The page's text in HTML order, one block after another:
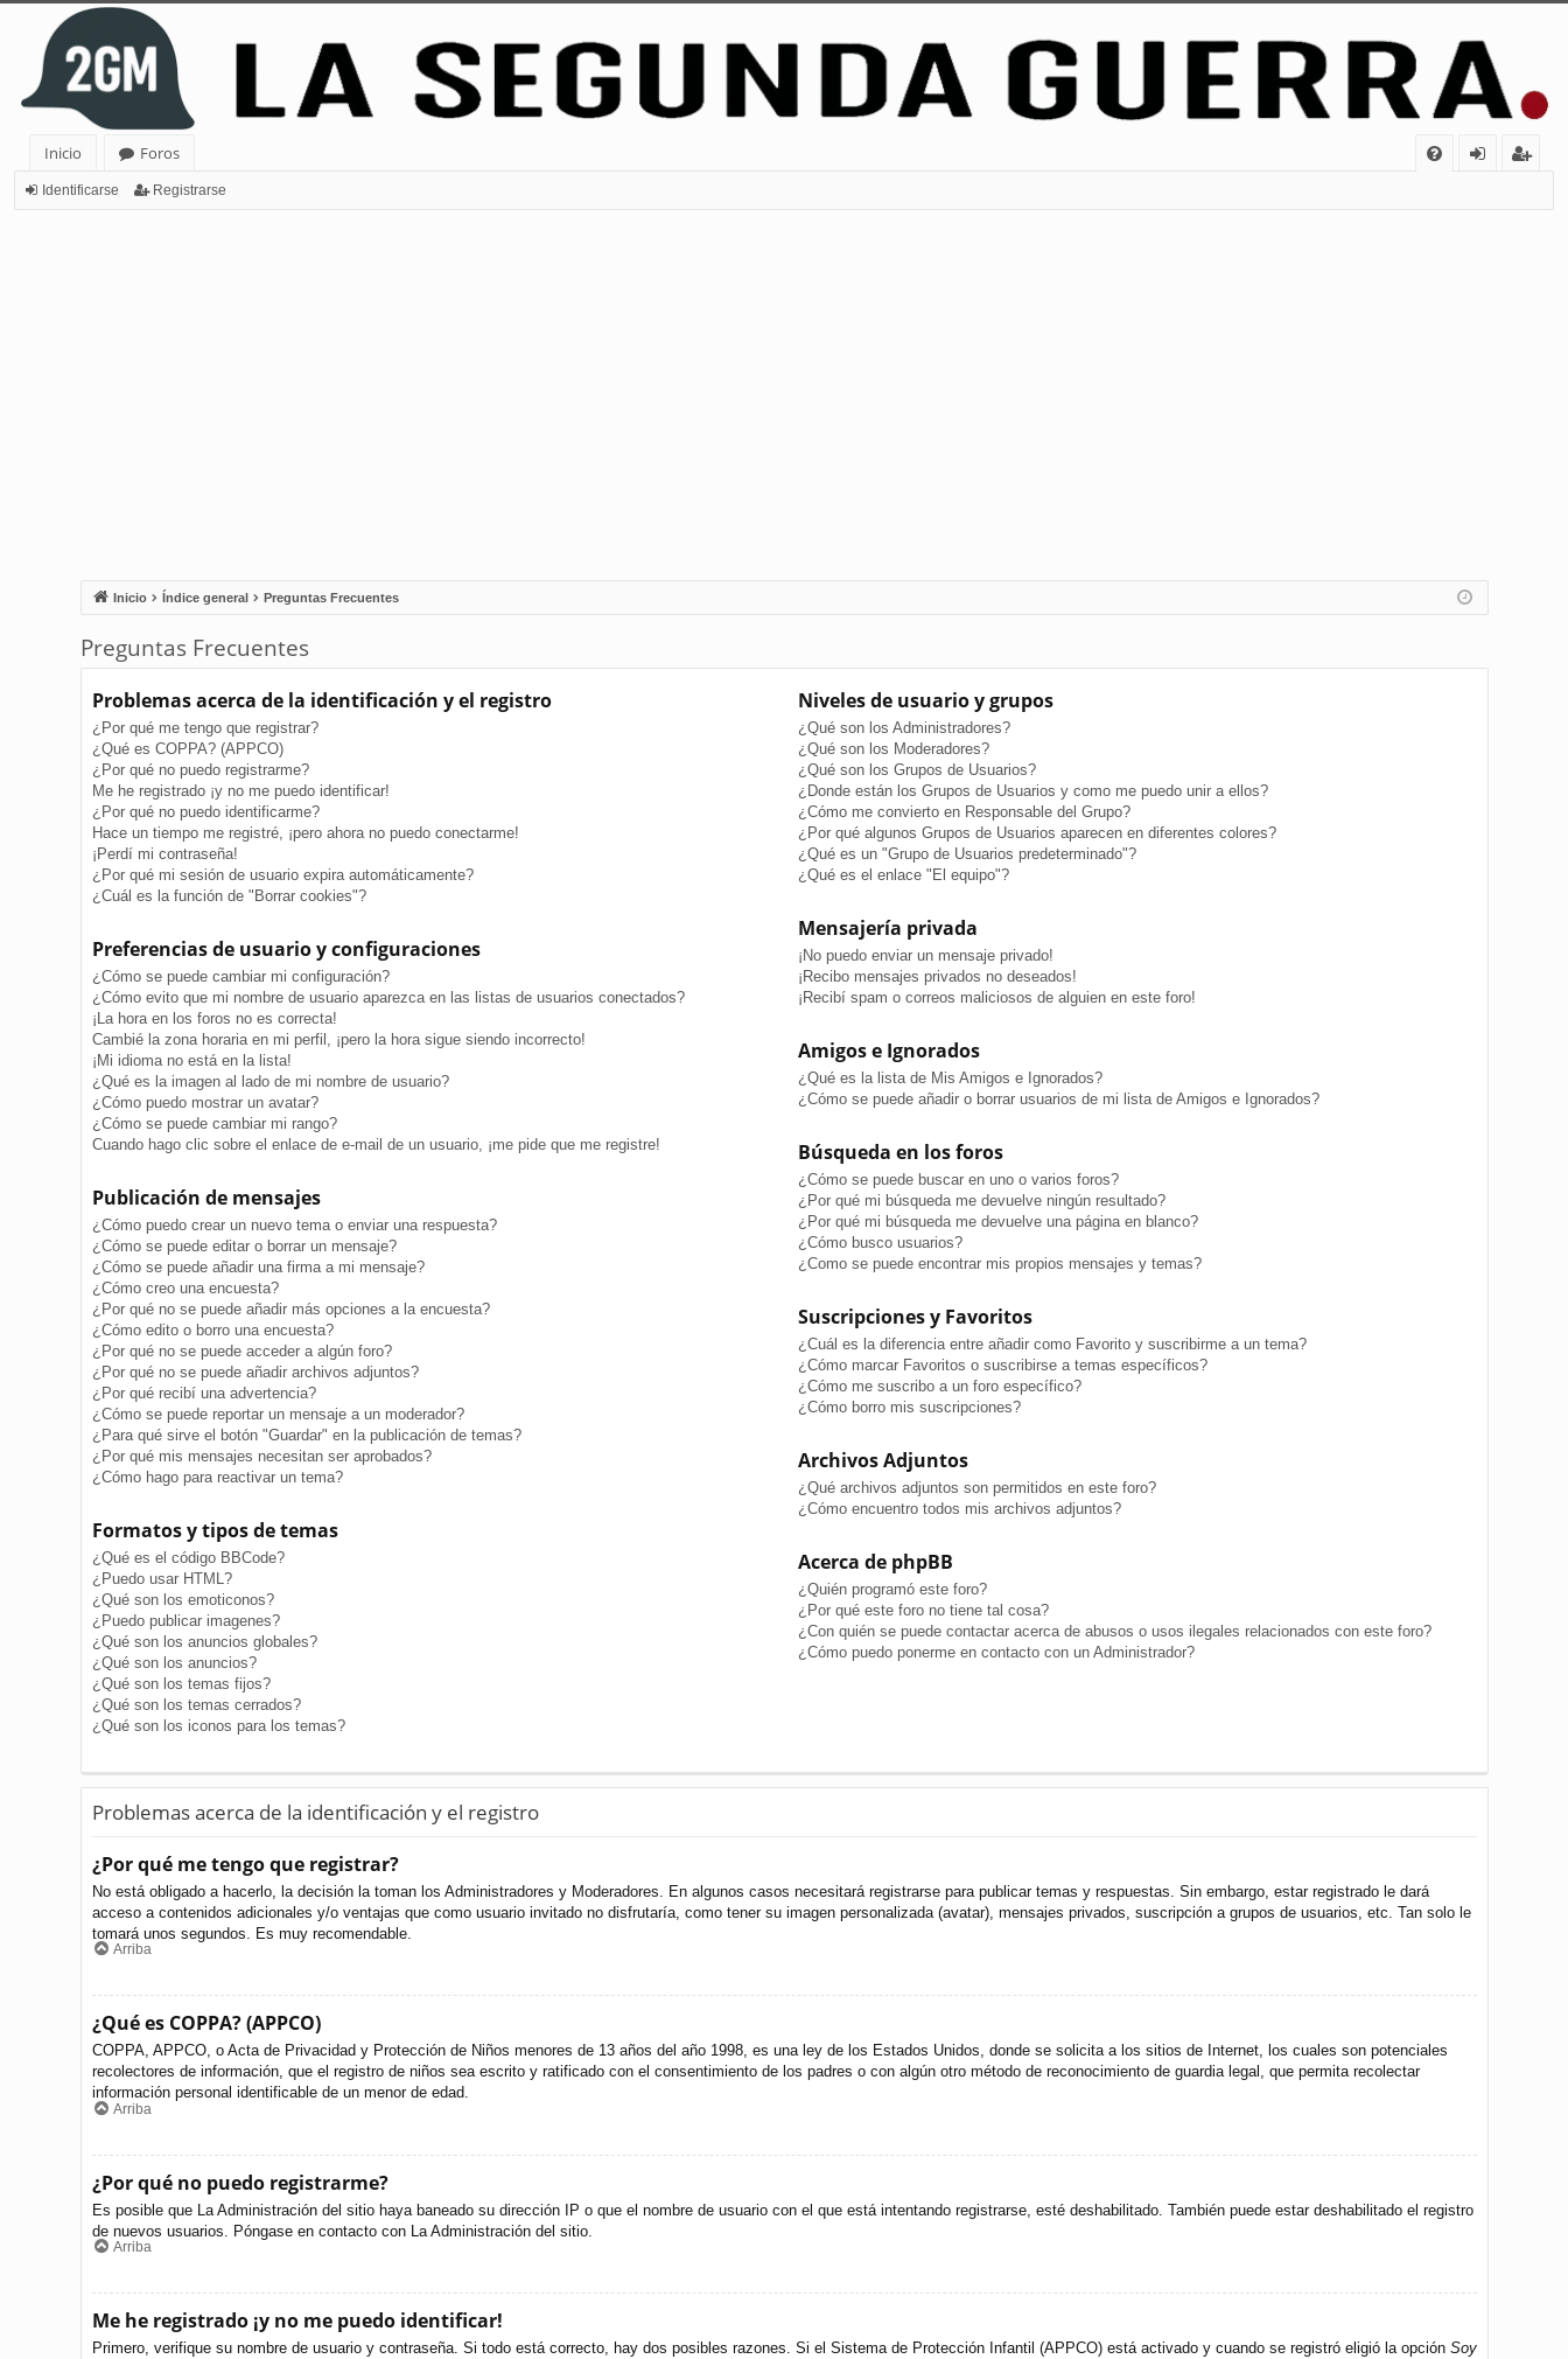
Inicio
Foros
Identificarse Registrarse
Inicio Índice general Preguntas Frecuentes
Preguntas Frecuentes
Problemas acerca de la identificación y el registro
¿Por qué me tengo que registrar?
¿Qué es COPPA? (APPCO)
¿Por qué no puedo registrarme?
Me he registrado ¡y no me puedo identificar!
¿Por qué no puedo identificarme?
Hace un tiempo me registré, ¡pero ahora no puedo conectarme!
¡Perdí mi contraseña!
¿Por qué mi sesión de usuario expira automáticamente?
¿Cuál es la función de "Borrar cookies"?
Preferencias de usuario y configuraciones
¿Cómo se puede cambiar mi configuración?
¿Cómo evito que mi nombre de usuario aparezca en las listas de usuarios conectados?
¡La hora en los foros no es correcta!
Cambié la zona horaria en mi perfil, ¡pero la hora sigue siendo incorrecto!
¡Mi idioma no está en la lista!
¿Qué es la imagen al lado de mi nombre de usuario?
¿Cómo puedo mostrar un avatar?
¿Cómo se puede cambiar mi rango?
Cuando hago clic sobre el enlace de e-mail de un usuario, ¡me pide que me registre!
Publicación de mensajes
¿Cómo puedo crear un nuevo tema o enviar una respuesta?
¿Cómo se puede editar o borrar un mensaje?
¿Cómo se puede añadir una firma a mi mensaje?
¿Cómo creo una encuesta?
¿Por qué no se puede añadir más opciones a la encuesta?
¿Cómo edito o borro una encuesta?
¿Por qué no se puede acceder a algún foro?
¿Por qué no se puede añadir archivos adjuntos?
¿Por qué recibí una advertencia?
¿Cómo se puede reportar un mensaje a un moderador?
¿Para qué sirve el botón "Guardar" en la publicación de temas?
¿Por qué mis mensajes necesitan ser aprobados?
¿Cómo hago para reactivar un tema?
Formatos y tipos de temas
¿Qué es el código BBCode?
¿Puedo usar HTML?
¿Qué son los emoticonos?
¿Puedo publicar imagenes?
¿Qué son los anuncios globales?
¿Qué son los anuncios?
¿Qué son los temas fijos?
¿Qué son los temas cerrados?
¿Qué son los iconos para los temas?
Niveles de usuario y grupos
¿Qué son los Administradores?
¿Qué son los Moderadores?
¿Qué son los Grupos de Usuarios?
¿Donde están los Grupos de Usuarios y como me puedo unir a ellos?
¿Cómo me convierto en Responsable del Grupo?
¿Por qué algunos Grupos de Usuarios aparecen en diferentes colores?
¿Qué es un "Grupo de Usuarios predeterminado"?
¿Qué es el enlace "El equipo"?
Mensajería privada
¡No puedo enviar un mensaje privado!
¡Recibo mensajes privados no deseados!
¡Recibí spam o correos maliciosos de alguien en este foro!
Amigos e Ignorados
¿Qué es la lista de Mis Amigos e Ignorados?
¿Cómo se puede añadir o borrar usuarios de mi lista de Amigos e Ignorados?
Búsqueda en los foros
¿Cómo se puede buscar en uno o varios foros?
¿Por qué mi búsqueda me devuelve ningún resultado?
¿Por qué mi búsqueda me devuelve una página en blanco?
¿Cómo busco usuarios?
¿Como se puede encontrar mis propios mensajes y temas?
Suscripciones y Favoritos
¿Cuál es la diferencia entre añadir como Favorito y suscribirme a un tema?
¿Cómo marcar Favoritos o suscribirse a temas específicos?
¿Cómo me suscribo a un foro específico?
¿Cómo borro mis suscripciones?
Archivos Adjuntos
¿Qué archivos adjuntos son permitidos en este foro?
¿Cómo encuentro todos mis archivos adjuntos?
Acerca de phpBB
¿Quién programó este foro?
¿Por qué este foro no tiene tal cosa?
¿Con quién se puede contactar acerca de abusos o usos ilegales relacionados con este foro?
¿Cómo puedo ponerme en contacto con un Administrador?
Problemas acerca de la identificación y el registro
¿Por qué me tengo que registrar?
No está obligado a hacerlo, la decisión la toman los Administradores y Moderadores. En algunos casos necesitará registrarse para publicar temas y respuestas. Sin embargo, estar registrado le dará
acceso a contenidos adicionales y/o ventajas que como usuario invitado no disfrutaría, como tener su imagen personalizada (avatar), mensajes privados, suscripción a grupos de usuarios, etc. Tan solo le
tomará unos segundos. Es muy recomendable.
Arriba
¿Qué es COPPA? (APPCO)
COPPA, APPCO, o Acta de Privacidad y Protección de Niños menores de 13 años del año 1998, es una ley de los Estados Unidos, donde se solicita a los sitios de Internet, los cuales son potenciales
recolectores de información, que el registro de niños sea escrito y ratificado con el consentimiento de los padres o con algún otro método de reconocimiento de guardia legal, que permita recolectar
información personal identificable de un menor de edad.
Arriba
¿Por qué no puedo registrarme?
Es posible que La Administración del sitio haya baneado su dirección IP o que el nombre de usuario con el que está intentando registrarse, esté deshabilitado. También puede estar deshabilitado el registro
de nuevos usuarios. Póngase en contacto con La Administración del sitio.
Arriba
Me he registrado ¡y no me puedo identificar!
Primero, verifique su nombre de usuario y contraseña. Si todo está correcto, hay dos posibles razones. Si el Sistema de Protección Infantil (APPCO) está activado y cuando se registró eligió la opción Soy